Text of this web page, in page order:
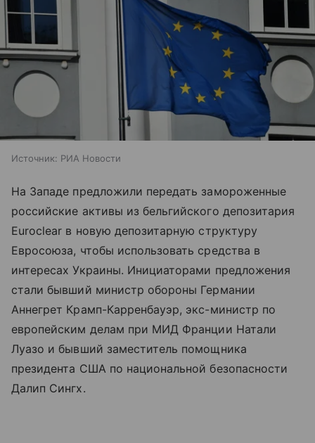
Источник: РИА Новости
На Западе предложили передать замороженные
российские активы из бельгийского депозитария
Euroclear в новую депозитарную структуру
Евросоюза, чтобы использовать средства в
интересах Украины. Инициаторами предложения
стали бывший министр обороны Германии
Аннегрет Крамп-Карренбауэр, экс-министр по
европейским делам при МИД Франции Натали
Луазо и бывший заместитель помощника
президента США по национальной безопасности
Далип Сингх.